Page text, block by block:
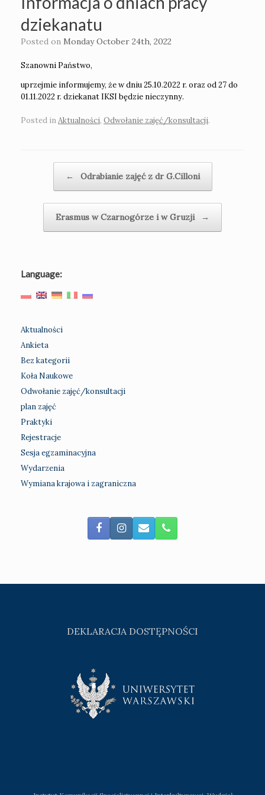
dziekanatu
Posted on Monday October 24th, 2022
Szanowni Państwo,
uprzejmie informujemy, że w dniu 25.10.2022 r. oraz od 27 do
01.11.2022 r. dziekanat IKSI będzie nieczynny.
Posted inAktualności, Odwołanie zajęć/konsultacji.
← Odrabianie zajęć z dr G.Cilloni
Erasmus w Czarnogórze i w Gruzji →
Language:
Aktualności
Ankieta
Bez kategorii
Koła Naukowe
Odwołanie zajęć/konsultacji
plan zajęć
Praktyki
Rejestracje
Sesja egzaminacyjna
Wydarzenia
Wymiana krajowa i zagraniczna
DEKLARACJA DOSTĘPNOŚCI